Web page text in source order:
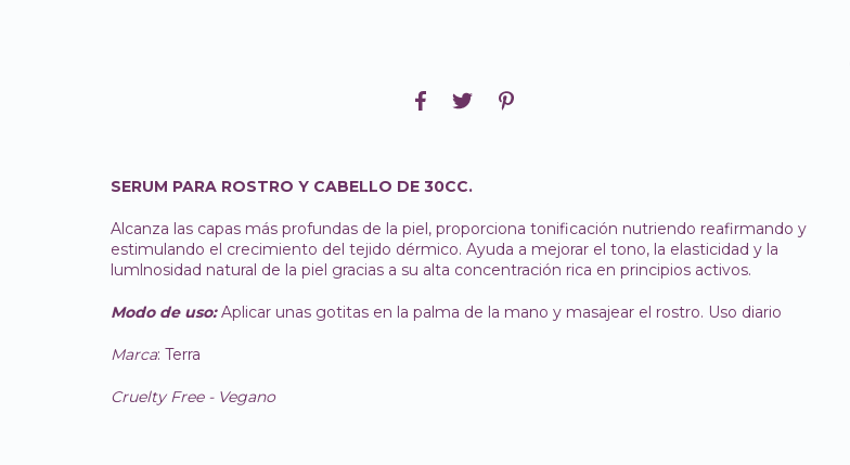
SERUM PARA ROSTRO Y CABELLO DE 30CC.
Alcanza las capas más profundas de la piel, proporciona tonificación nutriendo reafirmando y
estimulando el crecimiento del tejido dérmico. Ayuda a mejorar el tono, la elasticidad y la
lumlnosidad natural de la piel gracias a su alta concentración rica en principios activos.
Modo de uso:Aplicar unas gotitas en la palma de la mano y masajear el rostro. Uso diario
Marca: Terra
Cruelty Free - Vegano